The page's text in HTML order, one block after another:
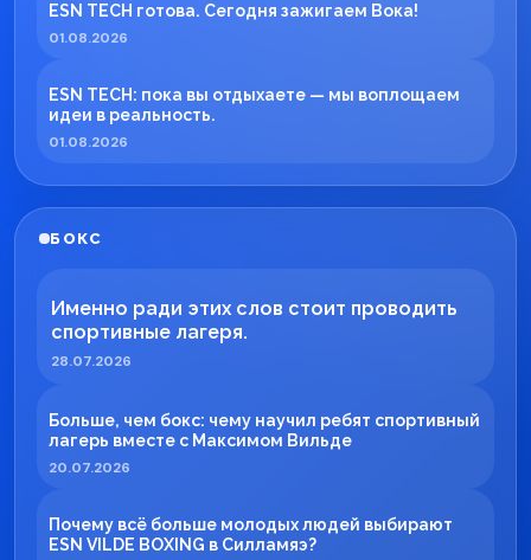
ESN TECH готова. Сегодня зажигаем Вока!
01.08.2026
ESN TECH: пока вы отдыхаете — мы воплощаем
идеи в реальность.
01.08.2026
БОКС
Именно ради этих слов стоит проводить
спортивные лагеря.
28.07.2026
Больше, чем бокс: чему научил ребят спортивный
лагерь вместе с Максимом Вильде
20.07.2026
Почему всё больше молодых людей выбирают
ESN VILDE BOXING в Силламяэ?